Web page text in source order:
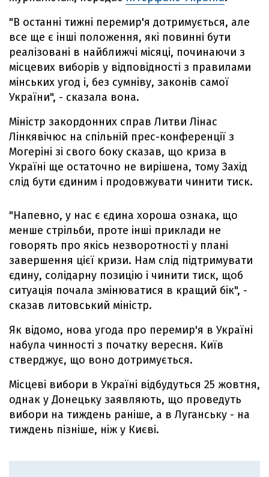
"В останні тижні перемир'я дотримується, але
все ще є інші положення, які повинні бути
реалізовані в найближчі місяці, починаючи з
місцевих виборів у відповідності з правилами
мінських угод і, без сумніву, законів самої
України", - сказала вона.
Міністр закордонних справ Литви Лінас
Лінкявічюс на спільній прес-конференції з
Могеріні зі свого боку сказав, що криза в
Україні ще остаточно не вирішена, тому Захід
слід бути єдиним і продовжувати чинити тиск.
"Напевно, у нас є єдина хороша ознака, що
менше стрільби, проте інші приклади не
говорять про якісь незворотності у плані
завершення цієї кризи. Нам слід підтримувати
єдину, солідарну позицію і чинити тиск, щоб
ситуація почала змінюватися в кращий бік", -
сказав литовський міністр.
Як відомо, нова угода про перемир'я в Україні
набула чинності з початку вересня. Київ
стверджує, що воно дотримується.
Місцеві вибори в Україні відбудуться 25 жовтня,
однак у Донецьку заявляють, що проведуть
вибори на тиждень раніше, а в Луганську - на
тиждень пізніше, ніж у Києві.